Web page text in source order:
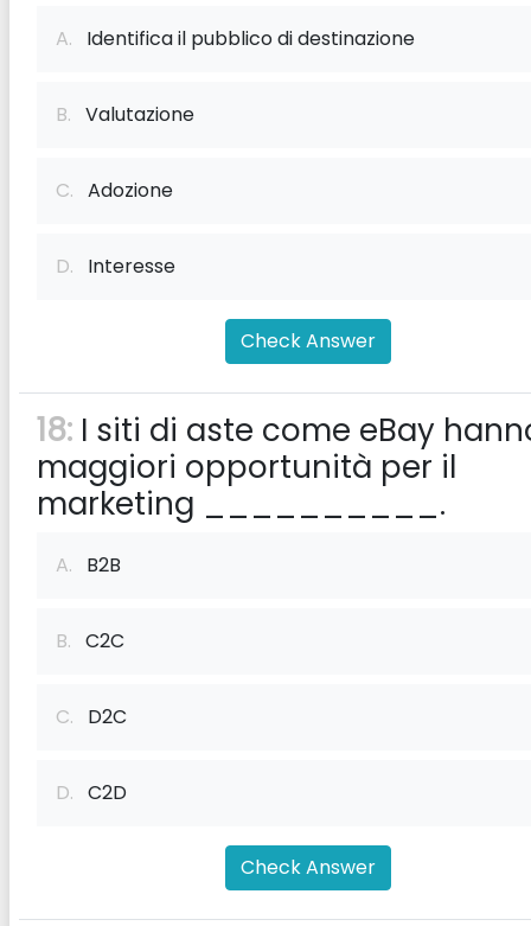
A. Identifica il pubblico di destinazione
B. Valutazione
C. Adozione
D. Interesse
Check Answer
18: I siti di aste come eBay
maggiori opportunità per il
marketing __________.
A. B2B
B. C2C
C. D2C
D. C2D
Check Answer